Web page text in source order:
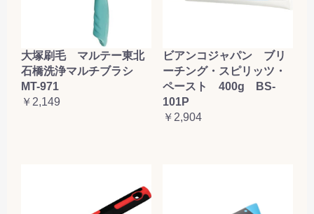
大塚刷毛 マルテー東北
石橋洗浄マルチブラシ
MT-971
￥2,149
ビアンコジャパン ブリ
ーチング・スピリッツ・
ペースト 400g BS-
101P
￥2,904